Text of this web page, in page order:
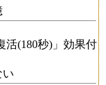
活(180秒)」効果付
い